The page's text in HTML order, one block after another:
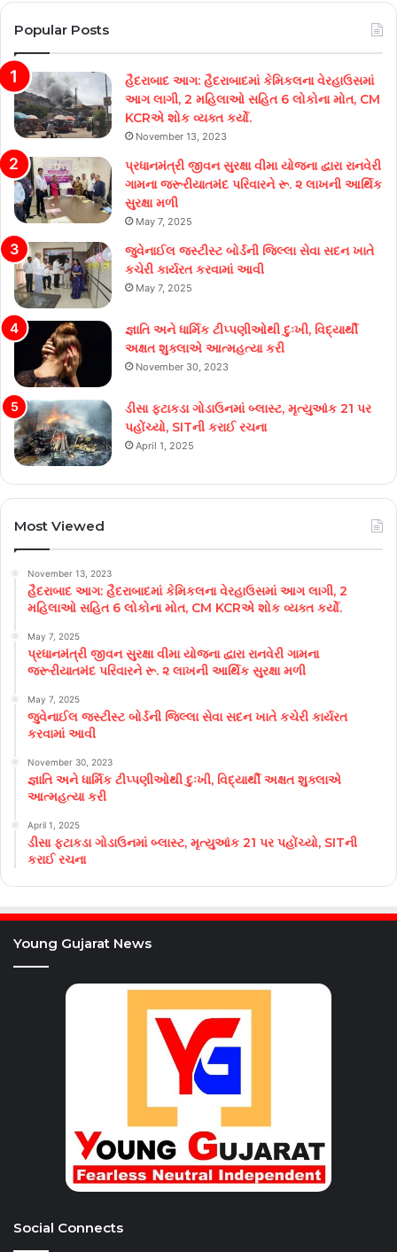
Popular Posts
હૈદરાબાદ આગ: હૈદરાબાદમાં કેમિકલના વેરહાઉસમાં
આગ લાગી, 2 મહિલાઓ સહિત 6 લોકોના મોત, CM
KCRએ શોક વ્યક્ત કર્યો.
November 13, 2023
પ્રધાનમંત્રી જીવન સુરક્ષા વીમા યોજના દ્વારા રાનવેરી
ગામના જરૂરીયાતમંદ પરિવારને રૂ. ૨ લાખની આર્થિક
સુરક્ષા મળી
May 7, 2025
જુવેનાઈલ જસ્ટીસ્ટ બોર્ડની જિલ્લા સેવા સદન ખાતે
કચેરી કાર્યરત કરવામાં આવી
May 7, 2025
જ્ઞાતિ અને ધાર્મિક ટીપ્પણીઓથી દુઃખી, વિદ્યાર્થી
અક્ષત શુક્લાએ આત્મહત્યા કરી
November 30, 2023
ડીસા ફટાકડા ગોડાઉનમાં બ્લાસ્ટ, મૃત્યુઆંક 21 પર
પહોંચ્યો, SITની કરાઈ રચના
April 1, 2025
Most Viewed
November 13, 2023
હૈદરાબાદ આગ: હૈદરાબાદમાં કેમિકલના વેરહાઉસમાં આગ લાગી, 2
મહિલાઓ સહિત 6 લોકોના મોત, CM KCRએ શોક વ્યક્ત કર્યો.
May 7, 2025
પ્રધાનમંત્રી જીવન સુરક્ષા વીમા યોજના દ્વારા રાનવેરી ગામના
જરૂરીયાતમંદ પરિવારને રૂ. ૨ લાખની આર્થિક સુરક્ષા મળી
May 7, 2025
જુવેનાઈલ જસ્ટીસ્ટ બોર્ડની જિલ્લા સેવા સદન ખાતે કચેરી કાર્યરત
કરવામાં આવી
November 30, 2023
જ્ઞાતિ અને ધાર્મિક ટીપ્પણીઓથી દુઃખી, વિદ્યાર્થી અક્ષત શુક્લાએ
આત્મહત્યા કરી
April 1, 2025
ડીસા ફટાકડા ગોડાઉનમાં બ્લાસ્ટ, મૃત્યુઆંક 21 પર પહોંચ્યો, SITની
કરાઈ રચના
Young Gujarat News
Social Connects